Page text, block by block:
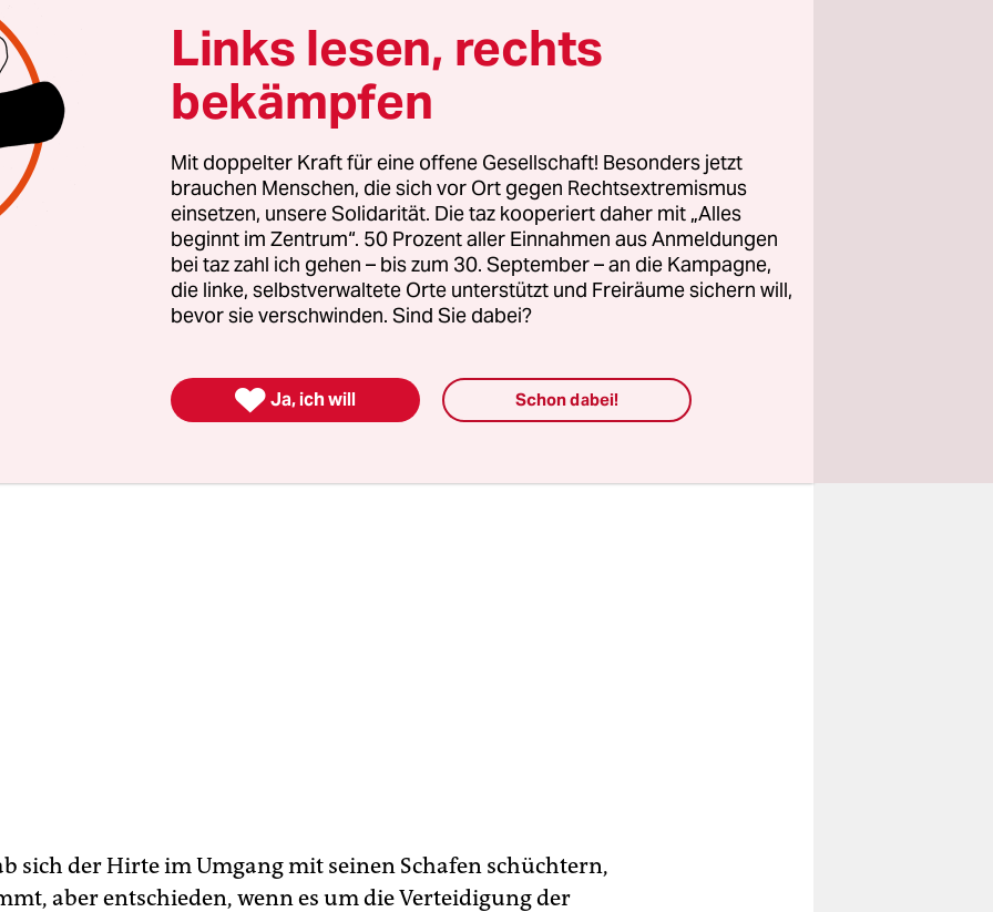
stehen lassen. Für seine Tour über die Flüchtlingsinsel
und durch Rio de Janeiro verschmähte er das gepanzerte
wählte stattdessen einen offenen Fiat. Und stieg immer
Aber womöglich droht ihm eher Gefahr aus den Reihen
gerne weiter umstellen, „beschützen“, abschirmen
der Kurie.
ist, wenigstens in der Inszenierung, das Gegenteil seines
Ratzinger, der dogmatisch sattelfeste „Theologenpapst“,
Selbstzurschaustellung in prächtigen
wieder raus, die seit Jahrzehnten kein Papst mehr getragen
sich der Hirte im Umgang mit seinen Schafen schüchtern,
aber entschieden, wenn es um die Verteidigung der
Links lesen, rechts
bekämpfen
Mit doppelter Kraft für eine offene Gesellschaft! Besonders jetzt
brauchen Menschen, die sich vor Ort gegen Rechtsextremismus
einsetzen, unsere Solidarität. Die taz kooperiert daher mit „Alles
beginnt im Zentrum“. 50 Prozent aller Einnahmen aus Anmeldungen
bei taz zahl ich gehen – bis zum 30. September – an die Kampagne,
die linke, selbstverwaltete Orte unterstützt und Freiräume sichern will,
bevor sie verschwinden. Sind Sie dabei?
 Ja, ich will Schon dabei!